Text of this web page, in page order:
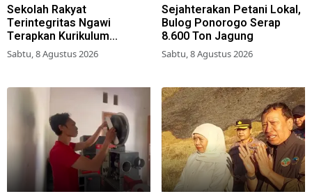
Sekolah Rakyat
Terintegritas Ngawi
Terapkan Kurikulum
Berbasis Asrama
Sabtu, 8 Agustus 2026
Sejahterakan Petani Lokal,
Bulog Ponorogo Serap
8.600 Ton Jagung
Sabtu, 8 Agustus 2026